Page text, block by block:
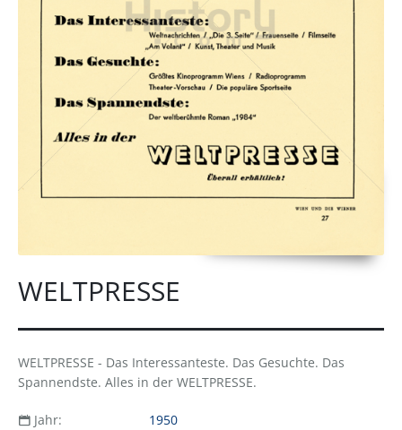
WELTPRESSE
WELTPRESSE - Das Interessanteste. Das Gesuchte. Das
Spannendste. Alles in der WELTPRESSE.
Jahr:
1950